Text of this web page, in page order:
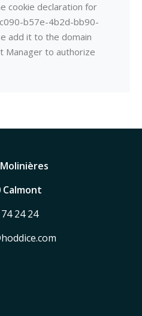
cookie declaration for
b57e-4b2d-bb90-
add it to the domain
Manager to authorize
Calmont
24 24